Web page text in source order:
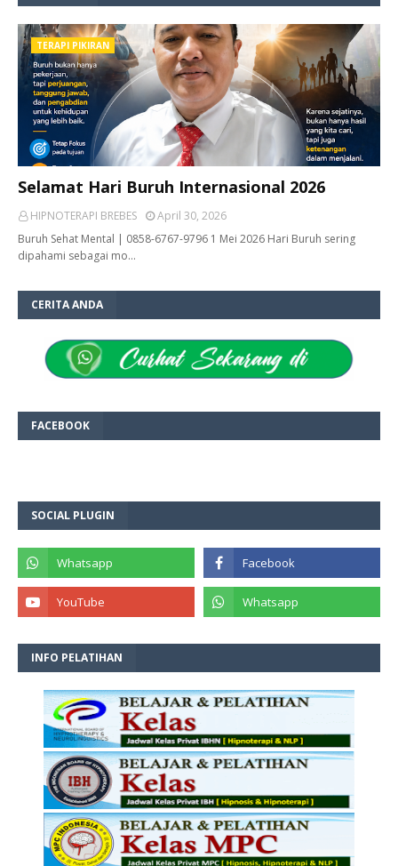
TERAPI PIKIRAN
Selamat Hari Buruh Internasional 2026
HIPNOTERAPI BREBES
April 30, 2026
Buruh Sehat Mental | 0858-6767-9796 1 Mei 2026 Hari Buruh sering
dipahami sebagai mo…
CERITA ANDA
FACEBOOK
SOCIAL PLUGIN
INFO PELATIHAN